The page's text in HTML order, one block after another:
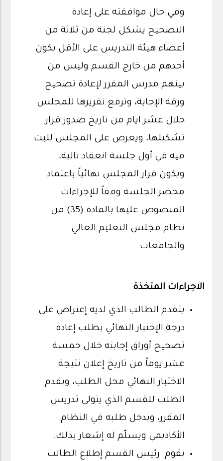
وفي حال موافقته على إعادة
التصحيح يشكل لجنة من ثلاثة من
أعضاء هيئة التدريس على الأقل يكون
أحدهم من خارج القسم وليس من
بينهم مدرس المقرر لإعادة تصحيح
ورقة الإجابة، وترفع تقريرها للمجلس
خلال عشر ايام من تاريخ صدور قرار
تشكيلها، ويعرض على المجلس للبت
فيه في أول جلسة انعقاد تالية،
ويكون قرار المجلس نهائياً باعتماد
محضر الجلسة وفقاً للإجراءات
المنصوص عليها بالمادة (35) من
نظام مجلس التعليم العالي
والجامعات.
الاجراءات المتخذة
يتقدم الطالب الذي لديه إعتراض على
درجة الإختبار النهائي بطلب إعادة
تصحيح أوراق إجابته خلال خمسة
عشر يوماً من تاريخ إعلان نتيجة
الاختبار النهائي محل الطلب، ويقدم
الطلب للقسم الذي يتولى تدريس
المقرر، ويدخل طلبه في النظام
الأكاديمي ويسلّم له إشعار بذلك.
يقوم رئيس القسم إطلاع الطالب